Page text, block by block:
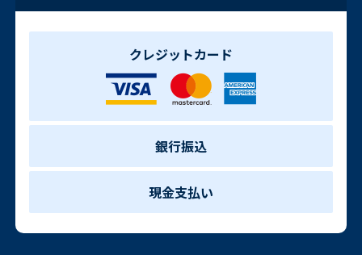
クレジットカード
銀行振込
現金支払い